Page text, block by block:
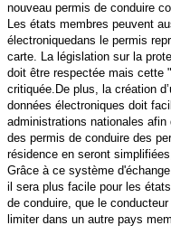
nouveau permis de conduire
Les états membres peuvent
électroniquedans le permis
carte. La législation sur la
doit être respectée mais cette
critiquée. De plus, la création
données électroniques doit
administrations nationales
des permis de conduire des
résidence en seront
Grâce à ce système
il sera plus facile pour les
de conduire, que le
limiter dans un autre pays